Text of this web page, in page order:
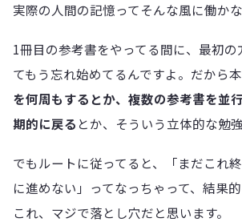
実際の人間の記憶ってそんな風に働かな
1冊目の参考書をやってる間に、最初の
てもう忘れ始めてるんですよ。だから本
を何周もするとか、複数の参考書を並
期的に戻る とか、そういう立体的な勉
でもルートに従ってると、「まだこれ
に進めない」ってなっちゃって、結果
これ、マジで落とし穴だと思います。